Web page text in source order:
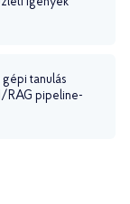
igények
tanulás
RAG pipeline-